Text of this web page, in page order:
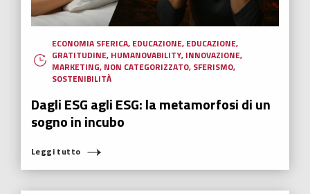
ECONOMIA SFERICA, EDUCAZIONE, EDUCAZIONE,
GRATITUDINE, HUMANOVABILITY, INNOVAZIONE,
MARKETING, NON CATEGORIZZATO, SFERISMO,
SOSTENIBILITÀ
Dagli ESG agli ESG: la metamorfosi di un
sogno in incubo
Leggi tutto